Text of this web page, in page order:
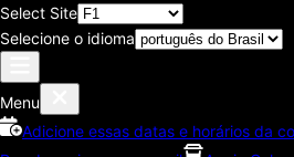
Select Site
Selecione o idioma
Menu
Adicione essas datas e horários da